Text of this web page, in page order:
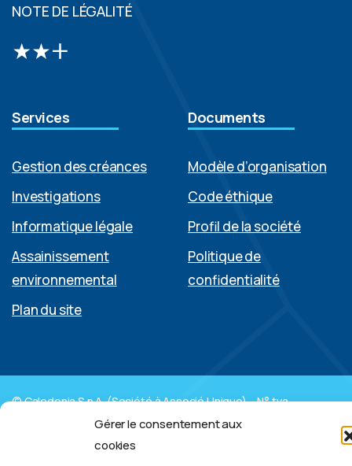
Gérer le consentement aux
cookies
NOTE DE LÉGALITÉ
Services
Gestion des créances
Investigations
Informatique légale
Assainissement
environnemental
Plan du site
Documents
Modèle d’organisation
Code éthique
Profil de la société
Politique de
confidentialité
© Caledonia S.p.A. (Société à Associé Unique) – N° tva
08598021007 – Tous droits réservés